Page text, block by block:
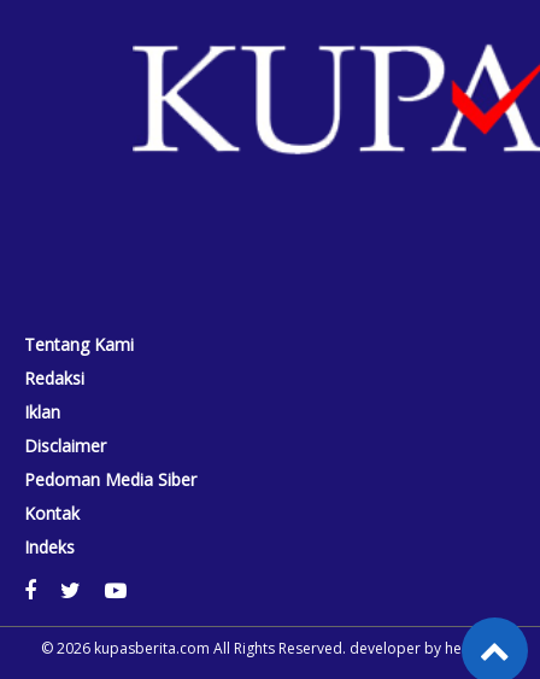
Tentang Kami
Redaksi
Iklan
Disclaimer
Pedoman Media Siber
Kontak
Indeks
© 2026 kupasberita.com All Rights Reserved. developer by heriweb